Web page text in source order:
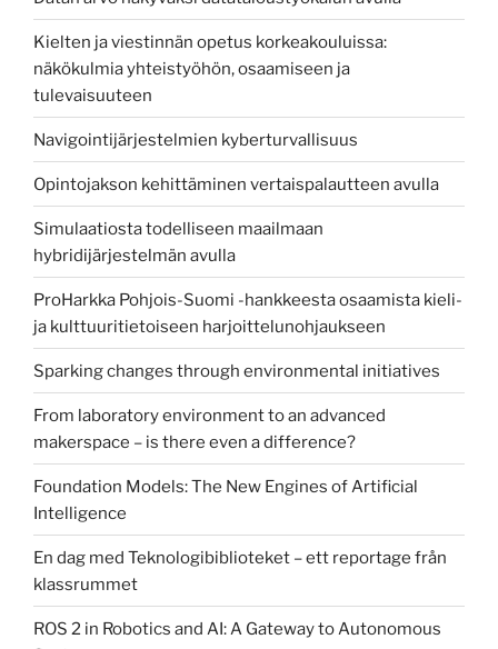
Kielten ja viestinnän opetus korkeakouluissa:
näkökulmia yhteistyöhön, osaamiseen ja
tulevaisuuteen
Navigointijärjestelmien kyberturvallisuus
Opintojakson kehittäminen vertaispalautteen avulla
Simulaatiosta todelliseen maailmaan
hybridijärjestelmän avulla
ProHarkka Pohjois-Suomi -hankkeesta osaamista kieli-
ja kulttuuritietoiseen harjoittelunohjaukseen
Sparking changes through environmental initiatives
From laboratory environment to an advanced
makerspace – is there even a difference?
Foundation Models: The New Engines of Artificial
Intelligence
En dag med Teknologibiblioteket – ett reportage från
klassrummet
ROS 2 in Robotics and AI: A Gateway to Autonomous